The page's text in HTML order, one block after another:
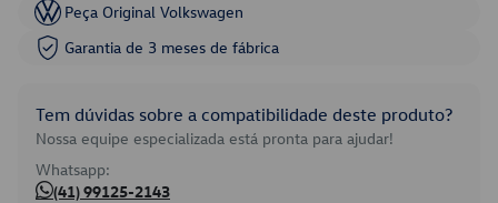
Peça Original Volkswagen
Garantia de 3 meses de fábrica
Tem dúvidas sobre a compatibilidade deste produto?
Nossa equipe especializada está pronta para ajudar!
Whatsapp:
(41) 99125-2143